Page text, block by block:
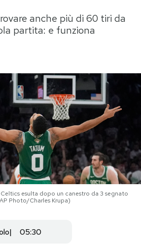
Media
anche più di 60 tiri da
partita: e funziona
esulta dopo un canestro da 3 segnato
Photo/Charles Krupa)
05:30